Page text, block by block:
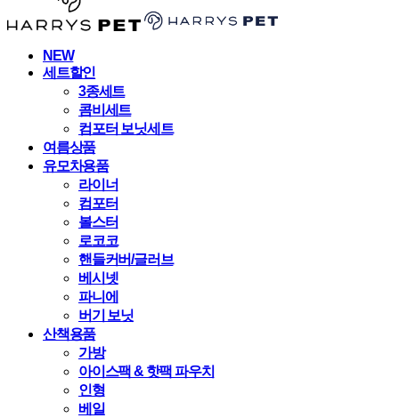
NEW
세트할인
3종세트
콤비세트
컴포터 보닛세트
여름상품
유모차용품
라이너
컴포터
볼스터
로코코
핸들커버/글러브
베시넷
파니에
버기 보닛
산책용품
가방
아이스팩 & 핫팩 파우치
인형
베일